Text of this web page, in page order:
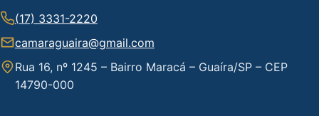
(17) 3331-2220
camaraguaira@gmail.com
Rua 16, nº 1245 – Bairro Maracá – Guaíra/SP – CEP
14790-000